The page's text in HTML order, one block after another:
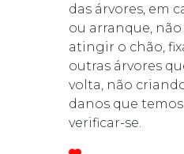
das árvores, em
ou arranque,
atingir o chão,
outras árvores
volta, não
danos que
verificar-se.